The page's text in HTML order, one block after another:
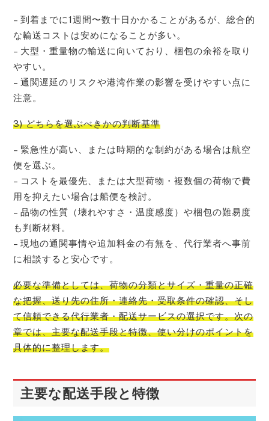
– 到着までに1週間〜数十日かかることがあるが、総合的
な輸送コストは安めになることが多い。
– 大型・重量物の輸送に向いており、梱包の余裕を取り
やすい。
– 通関遅延のリスクや港湾作業の影響を受けやすい点に
注意。
3) どちらを選ぶべきかの判断基準
– 緊急性が高い、または時期的な制約がある場合は航空
便を選ぶ。
– コストを最優先、または大型荷物・複数個の荷物で費
用を抑えたい場合は船便を検討。
– 品物の性質（壊れやすさ・温度感度）や梱包の難易度
も判断材料。
– 現地の通関事情や追加料金の有無を、代行業者へ事前
に相談すると安心です。
必要な準備としては、荷物の分類とサイズ・重量の正確
な把握、送り先の住所・連絡先・受取条件の確認、そし
て信頼できる代行業者・配送サービスの選択です。次の
章では、主要な配送手段と特徴、使い分けのポイントを
具体的に整理します。
主要な配送手段と特徴